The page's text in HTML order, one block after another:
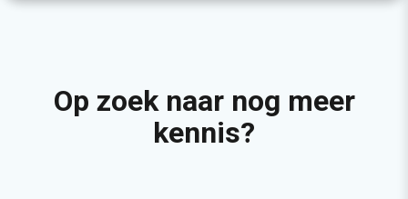
Op zoek naar nog meer
kennis?